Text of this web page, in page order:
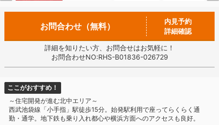
お問合わせ（無料）
内見予約
詳細確認
詳細を知りたい方、お問合せはお気軽に！
お問合わせNO:RHS-B01836-026729
ここがおすすめ！
～住宅開発が進む北中エリア～
西武池袋線「小手指」駅徒歩15分。始発駅利用で座ってらくらく通
勤・通学。地下鉄も乗り入れ都心や横浜方面へのアクセスも良好。